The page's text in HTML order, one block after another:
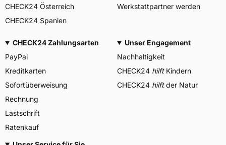
CHECK24 Österreich
CHECK24 Spanien
Werkstattpartner werden
CHECK24 Zahlungsarten
PayPal
Kreditkarten
Sofortüberweisung
Rechnung
Lastschrift
Ratenkauf
Unser Engagement
Nachhaltigkeit
CHECK24 hilftKindern
CHECK24 hilftder Natur